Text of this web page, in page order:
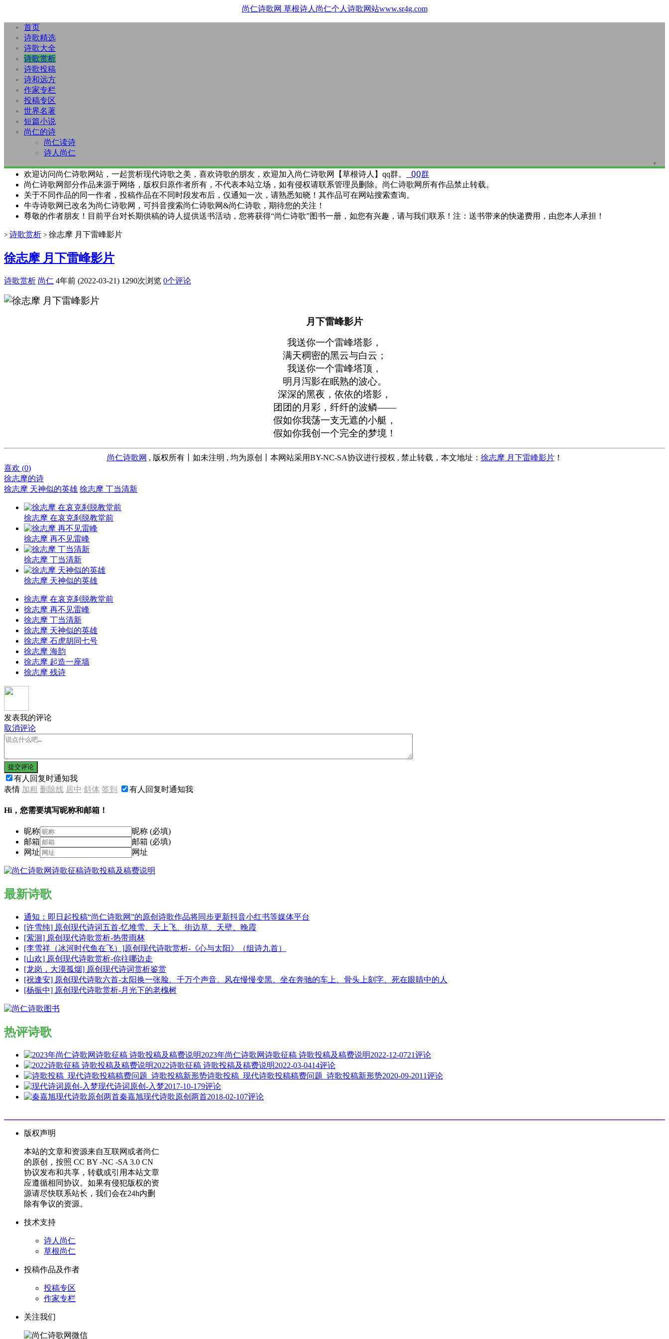
尚仁诗歌网 草根诗人尚仁个人诗歌网站www.sr4g.com
首页
诗歌精选
诗歌大全
诗歌赏析
诗歌投稿
诗和远方
作家专栏
投稿专区
世界名著
短篇小说
尚仁的诗
尚仁读诗
诗人尚仁
欢迎访问尚仁诗歌网站，一起赏析现代诗歌之美，喜欢诗歌的朋友，欢迎加入尚仁诗歌网【草根诗人】qq群。 QQ群
尚仁诗歌网部分作品来源于网络，版权归原作者所有，不代表本站立场，如有侵权请联系管理员删除。尚仁诗歌网所有作品禁止转载。
关于不同作品的同一作者，投稿作品在不同时段发布后，仅通知一次，请熟悉知晓！其作品可在网站搜索查询。
牛寺诗歌网已改名为尚仁诗歌网，可抖音搜索尚仁诗歌网&尚仁诗歌，期待您的关注！
尊敬的作者朋友！目前平台对长期供稿的诗人提供送书活动，您将获得“尚仁诗歌”图书一册，如您有兴趣，请与我们联系！注：送书带来的快递费用，由您本人承担！
> 诗歌赏析 > 徐志摩 月下雷峰影片
徐志摩 月下雷峰影片
诗歌赏析 尚仁 4年前 (2022-03-21) 1290次浏览 0个评论
月下雷峰影片
我送你一个雷峰塔影，
满天稠密的黑云与白云；
我送你一个雷峰塔顶，
明月泻影在眠熟的波心。
深深的黑夜，依依的塔影，
团团的月彩，纤纤的波鳞——
假如你我荡一支无遮的小艇，
假如你我创一个完全的梦境！
尚仁诗歌网 , 版权所有丨如未注明 , 均为原创丨本网站采用BY-NC-SA协议进行授权 , 禁止转载，本文地址： 徐志摩 月下雷峰影片！
喜欢 (0)
徐志摩的诗
徐志摩 天神似的英雄 徐志摩 丁当清新
徐志摩 在哀克刹脱教堂前
徐志摩 再不见雷峰
徐志摩 丁当清新
徐志摩 天神似的英雄
徐志摩 在哀克刹脱教堂前
徐志摩 再不见雷峰
徐志摩 丁当清新
徐志摩 天神似的英雄
徐志摩 石虎胡同七号
徐志摩 海韵
徐志摩 起造一座墙
徐志摩 残诗
发表我的评论
取消评论
提交评论
有人回复时通知我
表情 加粗 删除线 居中 斜体 签到 有人回复时通知我
Hi，您需要填写昵称和邮箱！
昵称
昵称 (必填)
邮箱
邮箱 (必填)
网址
网址
最新诗歌
通知：即日起投稿“尚仁诗歌网”的原创诗歌作品将同步更新抖音小红书等媒体平台
[许雪纯] 原创现代诗词五首-忆堆雪、天上飞、街边草、天壁、晚霞
[萦洄] 原创现代诗歌赏析-热带雨林
[李雪祥（冰河时代鱼在飞）]原创现代诗歌赏析-《心与太阳》（组诗九首）
[山欢] 原创现代诗歌赏析-你往哪边走
[龙岗，大漠孤烟] 原创现代诗词赏析鉴赏
[祝逢安] 原创现代诗歌六首-太阳换一张脸、千万个声音、风在慢慢变黑、坐在奔驰的车上、骨头上刻字、死在眼睛中的人
[杨振中] 原创现代诗歌赏析-月光下的老槐树
热评诗歌
2023年尚仁诗歌网诗歌征稿 诗歌投稿及稿费说明2022-12-0721评论
2022诗歌征稿 诗歌投稿及稿费说明2022-03-0414评论
诗歌投稿_现代诗歌投稿稿费问题_诗歌投稿新形势2020-09-2011评论
现代诗词原创-入梦2017-10-179评论
秦嘉旭现代诗歌原创两首2018-02-107评论
版权声明
本站的文章和资源来自互联网或者尚仁
的原创，按照 CC BY -NC -SA 3.0 CN
协议发布和共享，转载或引用本站文章
应遵循相同协议。如果有侵犯版权的资
源请尽快联系站长，我们会在24h内删
除有争议的资源。
技术支持
诗人尚仁
草根尚仁
投稿作品及作者
投稿专区
作家专栏
关注我们